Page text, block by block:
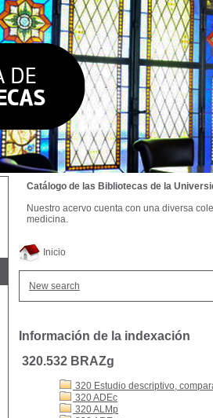
Inicio
New search
Información de la indexación
320.532 BRAZg
320 Estudio descriptivo,
320 ADEc
320 ALMp
Catálogo de las Bibliotecas de la
Nuestro acervo cuenta con una diversa
medicina.